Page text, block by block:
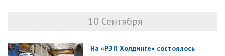
10 Сентября
На «РЭП Холдинге» состоялось